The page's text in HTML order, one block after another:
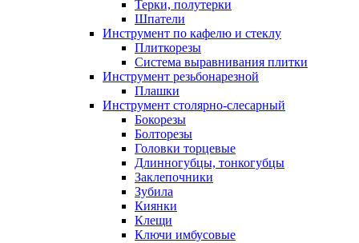
Терки, полутерки
Шпатели
Инструмент по кафелю и стеклу
Плиткорезы
Система выравнивания плитки
Инструмент резьбонарезной
Плашки
Инструмент столярно-слесарный
Бокорезы
Болторезы
Головки торцевые
Длинногубцы, тонкогубцы
Заклепочники
Зубила
Киянки
Клещи
Ключи имбусовые